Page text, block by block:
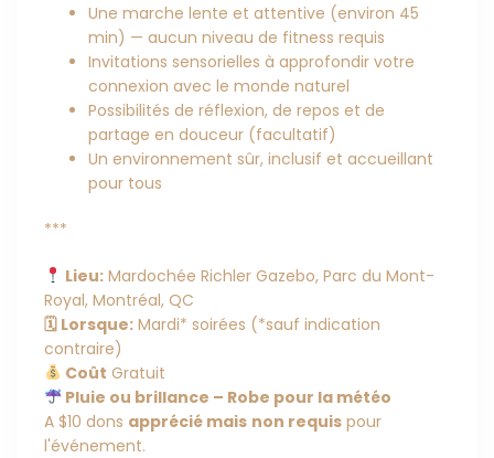
Une marche lente et attentive (environ 45
min) — aucun niveau de fitness requis
Invitations sensorielles à approfondir votre
connexion avec le monde naturel
Possibilités de réflexion, de repos et de
partage en douceur (facultatif)
Un environnement sûr, inclusif et accueillant
pour tous
***
Lieu:Mardochée Richler Gazebo, Parc du Mont-
Royal, Montréal, QC
🗓 Lorsque: Mardi* soirées (*sauf indication
contraire)
Coût Gratuit
Pluie ou brillance – Robe pour la météo
A $10 dons apprécié mais non requis pour
l'événement.